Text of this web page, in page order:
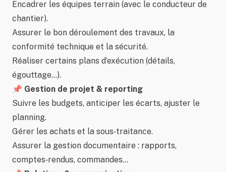
Encadrer les équipes terrain (avec le conducteur de
chantier).
Assurer le bon déroulement des travaux, la
conformité technique et la sécurité.
Réaliser certains plans d’exécution (détails,
égouttage…).
📌 Gestion de projet & reporting
Suivre les budgets, anticiper les écarts, ajuster le
planning.
Gérer les achats et la sous‑traitance.
Assurer la gestion documentaire : rapports,
comptes‑rendus, commandes…